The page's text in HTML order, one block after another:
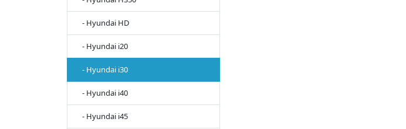
- Hyundai HD
- Hyundai i20
- Hyundai i30
- Hyundai i40
- Hyundai i45